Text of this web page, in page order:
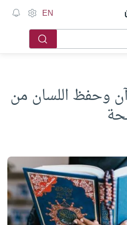
EN
وحفظ اللسان من